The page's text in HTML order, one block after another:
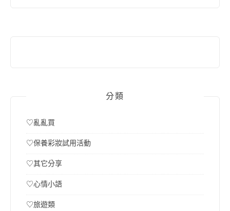
分類
♡亂亂買
♡保養彩妝試用活動
♡其它分享
♡心情小語
♡旅遊類